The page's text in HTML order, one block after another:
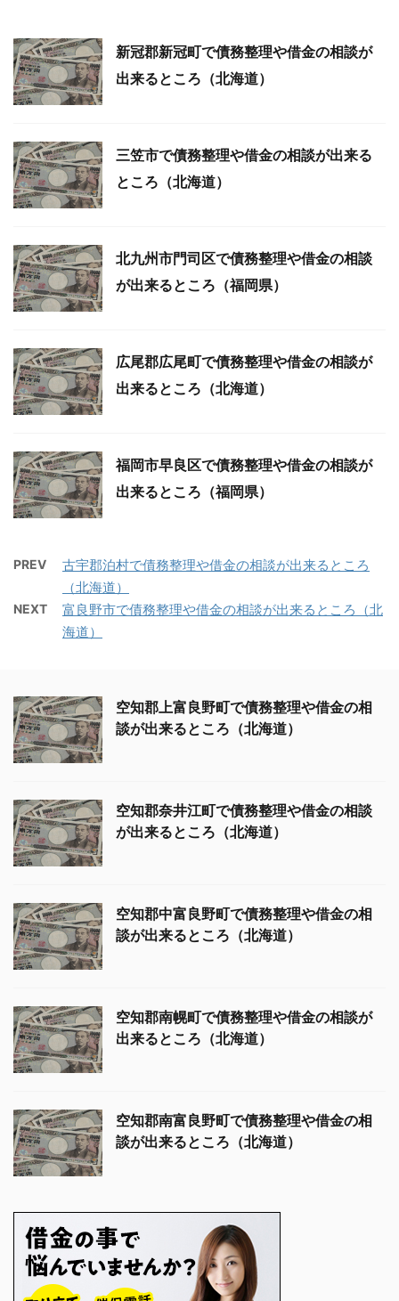
新冠郡新冠町で債務整理や借金の相談が
出来るところ（北海道）
三笠市で債務整理や借金の相談が出来る
ところ（北海道）
北九州市門司区で債務整理や借金の相談
が出来るところ（福岡県）
広尾郡広尾町で債務整理や借金の相談が
出来るところ（北海道）
福岡市早良区で債務整理や借金の相談が
出来るところ（福岡県）
PREV
古宇郡泊村で債務整理や借金の相談が出来るところ
（北海道）
NEXT
富良野市で債務整理や借金の相談が出来るところ（北
海道）
空知郡上富良野町で債務整理や借金の相
談が出来るところ（北海道）
空知郡奈井江町で債務整理や借金の相談
が出来るところ（北海道）
空知郡中富良野町で債務整理や借金の相
談が出来るところ（北海道）
空知郡南幌町で債務整理や借金の相談が
出来るところ（北海道）
空知郡南富良野町で債務整理や借金の相
談が出来るところ（北海道）